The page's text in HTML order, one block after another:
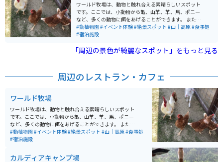
ワールド牧場は、動物と触れ合える素晴らしいスポット
です。ここでは、小動物から亀、山羊、羊、馬、ポニー
など、多くの動物に餌をあげることができます。 また、
羊や山羊がいるゾーンでは、触れ合いが楽しめます。犬
や猫との触れ合いスペースもあり、さらに犬の散歩体験
て行くこともできますし、小さいですがドッグランもあ
#動植物園#イベント体験#絶景スポット #山｜高原#食事処
#宿泊施設
「周辺の景色が綺麗なスポット」をもっと見る
周辺のレストラン・カフェ
ワールド牧場
ワールド牧場は、動物と触れ合える素晴らしいスポット
です。ここでは、小動物から亀、山羊、羊、馬、ポニー
など、多くの動物に餌をあげることができます。 また、
羊や山羊がいるゾーンでは、触れ合いが楽しめます。犬
や猫との触れ合いスペースもあり、さらに犬の散歩体験
て行くこともできますし、小さいですがドッグランもあ
#動植物園#イベント体験#絶景スポット #山｜高原#食事処
#宿泊施設
カルディアキャンプ場